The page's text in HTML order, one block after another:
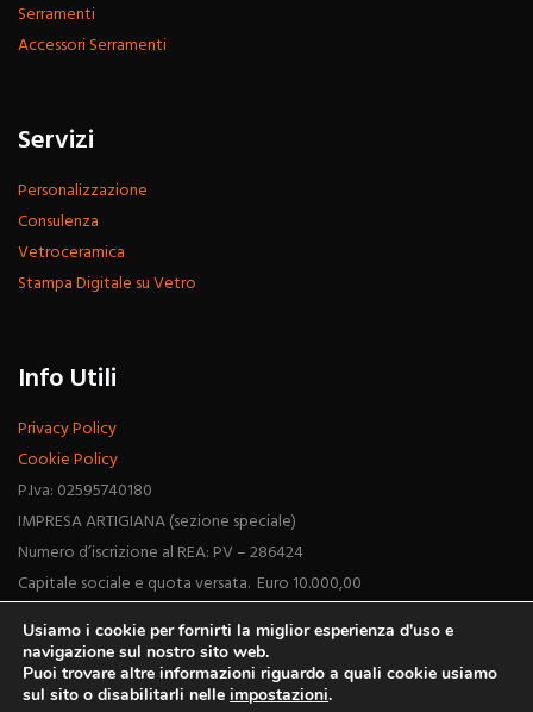
Serramenti
Accessori Serramenti
Servizi
Personalizzazione
Consulenza
Vetroceramica
Stampa Digitale su Vetro
Info Utili
Privacy Policy
Cookie Policy
P.Iva: 02595740180
IMPRESA ARTIGIANA (sezione speciale)
Numero d’iscrizione al REA: PV – 286424
Capitale sociale e quota versata. Euro 10.000,00
Usiamo i cookie per fornirti la miglior esperienza d'uso e
navigazione sul nostro sito web.
Puoi trovare altre informazioni riguardo a quali cookie usiamo
sul sito o disabilitarli nelle impostazioni.